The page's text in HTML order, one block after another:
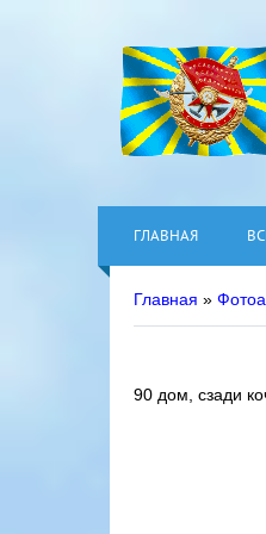
ГЛАВНАЯ
Главная »
90 дом, сзади